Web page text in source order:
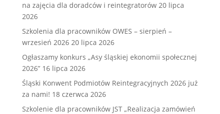
na zajęcia dla doradców i reintegratorów 20 lipca
2026
Szkolenia dla pracowników OWES – sierpień –
wrzesień 2026 20 lipca 2026
Ogłaszamy konkurs „Asy śląskiej ekonomii społecznej
2026” 16 lipca 2026
Śląski Konwent Podmiotów Reintegracyjnych 2026 już
za nami! 18 czerwca 2026
Szkolenie dla pracowników JST „Realizacja zamówień